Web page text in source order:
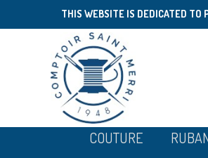
THIS WEBSITE IS DEDICATED TO
COUTURE